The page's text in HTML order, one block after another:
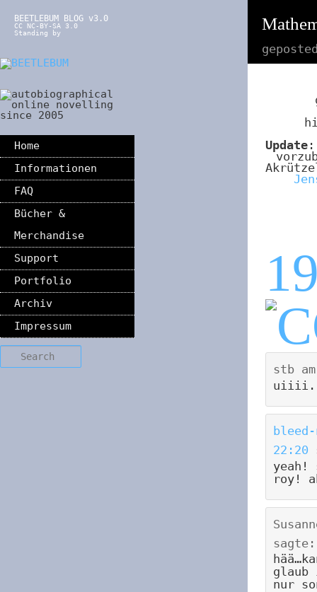
BEETLEBUM BLOG v3.0
CC NC-BY-SA 3.0
Standing by
Home
Informationen
FAQ
Bücher &
Merchandise
Support
Portfolio
Archiv
Impressum
Search
Update
stb
uiiii.
22:20
roy!
sagte:
glaub
nur